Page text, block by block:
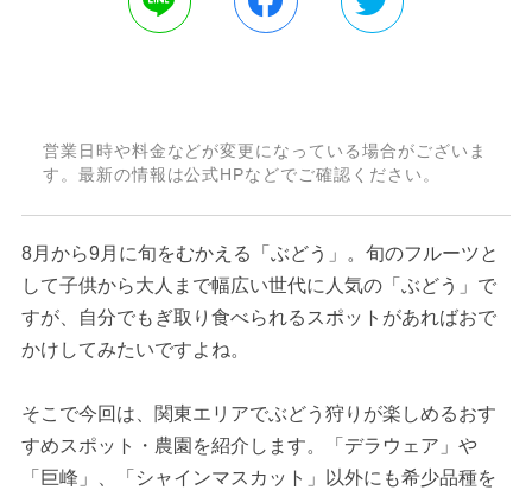
営業日時や料金などが変更になっている場合がございま
す。最新の情報は公式HPなどでご確認ください。
8月から9月に旬をむかえる「ぶどう」。旬のフルーツと
して子供から大人まで幅広い世代に人気の「ぶどう」で
すが、自分でもぎ取り食べられるスポットがあればおで
かけしてみたいですよね。
そこで今回は、関東エリアでぶどう狩りが楽しめるおす
すめスポット・農園を紹介します。「デラウェア」や
「巨峰」、「シャインマスカット」以外にも希少品種を